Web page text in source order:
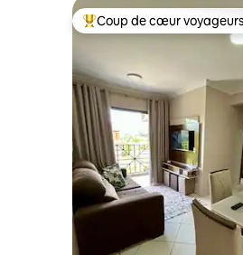
Coup de cœur voyageurs
Coup de cœur voyageurs